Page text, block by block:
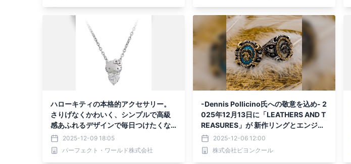
ハローキティの本格的アクセサリー。
さりげなくかわいく、シンプルで高級
感あふれるデザインで毎日つけたくな
ります。2025-12-09 18:05
パーフェクト・ワールド株式会社
-Dennis Pollicino氏への敬意を込め- 2
025年12月13日に「LEATHERS AND T
REASURES」が 新作リングとエンジェ
ルパーツを発売
2025-12-06 12:00
株式会社ビヨンクール